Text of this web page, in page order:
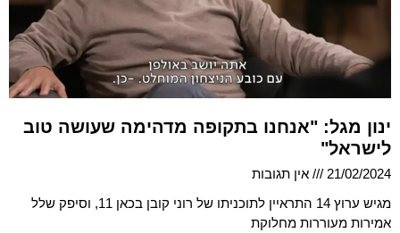
ינון מגל: "אנחנו בתקופה מדהימה שעושה טוב
לישראל"
21/02/2024
אין תגובות
מגיש ערוץ 14 התראיין לתוכניתו של רוני קובן בכאן 11, וסיפק שלל
אמירות מעוררות מחלוקת